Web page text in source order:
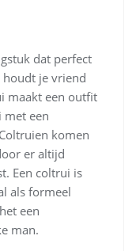
dat perfect
houdt je vriend
maakt een outfit
met een
komen
er altijd
Een coltrui is
als formeel
een
man.